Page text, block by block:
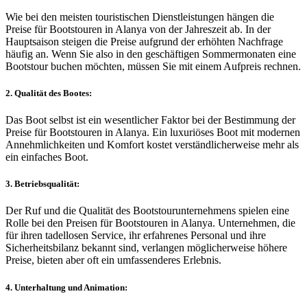
Wie bei den meisten touristischen Dienstleistungen hängen die
Preise für Bootstouren in Alanya von der Jahreszeit ab. In der
Hauptsaison steigen die Preise aufgrund der erhöhten Nachfrage
häufig an. Wenn Sie also in den geschäftigen Sommermonaten eine
Bootstour buchen möchten, müssen Sie mit einem Aufpreis rechnen.
2. Qualität des Bootes:
Das Boot selbst ist ein wesentlicher Faktor bei der Bestimmung der
Preise für Bootstouren in Alanya. Ein luxuriöses Boot mit modernen
Annehmlichkeiten und Komfort kostet verständlicherweise mehr als
ein einfaches Boot.
3. Betriebsqualität:
Der Ruf und die Qualität des Bootstourunternehmens spielen eine
Rolle bei den Preisen für Bootstouren in Alanya. Unternehmen, die
für ihren tadellosen Service, ihr erfahrenes Personal und ihre
Sicherheitsbilanz bekannt sind, verlangen möglicherweise höhere
Preise, bieten aber oft ein umfassenderes Erlebnis.
4. Unterhaltung und Animation: